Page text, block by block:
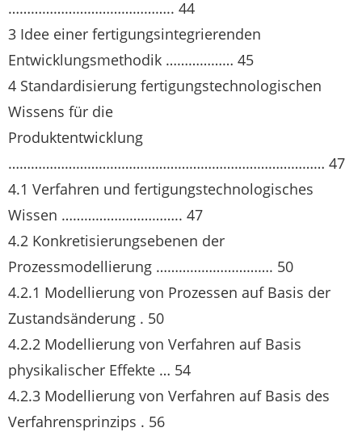
…………………………………….. 44
3 Idee einer fertigungsintegrierenden
Entwicklungsmethodik ……………… 45
4 Standardisierung fertigungstechnologischen
Wissens für die
Produktentwicklung
………………………………………………………………………… 47
4.1 Verfahren und fertigungstechnologisches
Wissen ………………………….. 47
4.2 Konkretisierungsebenen der
Prozessmodellierung …………………………. 50
4.2.1 Modellierung von Prozessen auf Basis der
Zustandsänderung . 50
4.2.2 Modellierung von Verfahren auf Basis
physikalischer Effekte … 54
4.2.3 Modellierung von Verfahren auf Basis des
Verfahrensprinzips . 56